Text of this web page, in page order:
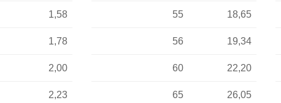
1,58
1,78
2,00
2,23
55 18,65
56 19,34
60 22,20
65 26,05